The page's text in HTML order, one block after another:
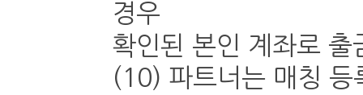
경우
확인된 본인 계좌로 출
(10) 파트너는 매칭 등